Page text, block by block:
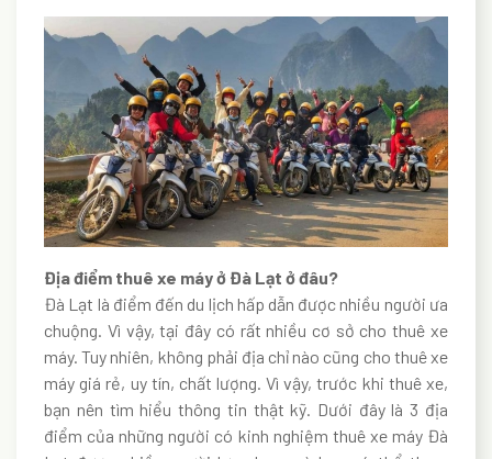
Địa điểm thuê xe máy ở Đà Lạt ở đâu?
Đà Lạt là điểm đến du lịch hấp dẫn được nhiều người ưa
chuộng. Vì vậy, tại đây có rất nhiều cơ sở cho thuê xe
máy.Tuy nhiên, không phải địa chỉ nào cũng cho thuê xe
máy giá rẻ, uy tín, chất lượng. Vì vậy, trước khi thuê xe,
bạn nên tìm hiểu thông tin thật kỹ. Dưới đây là 3 địa
điểm của những người có kinh nghiệm thuê xe máy Đà